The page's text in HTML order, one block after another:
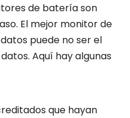
de batería son
El mejor monitor de
puede no ser el
Aquí hay algunas
que hayan